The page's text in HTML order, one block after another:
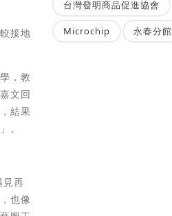
接地
，教
文回
結果
。
見再
也像
台灣發明商品促進協會
Microchip 永春分館